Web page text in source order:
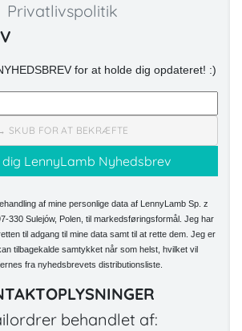
Privatlivspolitik
for at holde dig opdateret! :)
SKUB FOR AT BEKRÆFTE
af mine personlige data af LennyLamb Sp. z
330 Sulejów, Polen, til markedsføringsformål. Jeg har
til adgang til mine data samt til at rette dem. Jeg er
tilbagekalde samtykket når som helst, hvilket vil
fra nyhedsbrevets distributionsliste.
behandlet af: